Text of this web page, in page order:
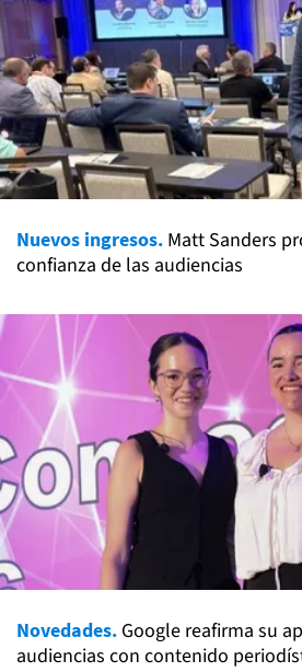
Nuevos ingresos. Matt Sanders
confianza de las audiencias
Novedades. Google reafirma su
audiencias con contenido